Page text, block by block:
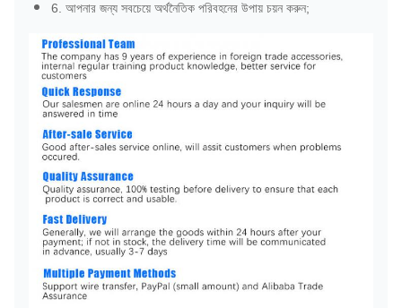
6. আপনার জন্য সবচেয়ে অর্থনৈতিক পরিবহনের উপায় চয়ন করুন;